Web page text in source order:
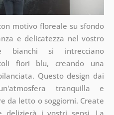
motivo floreale su sfondo
e delicatezza nel vostro
si intrecciano
fiori blu, creando una
Questo design dai
tranquilla e
da letto o soggiorni. Create